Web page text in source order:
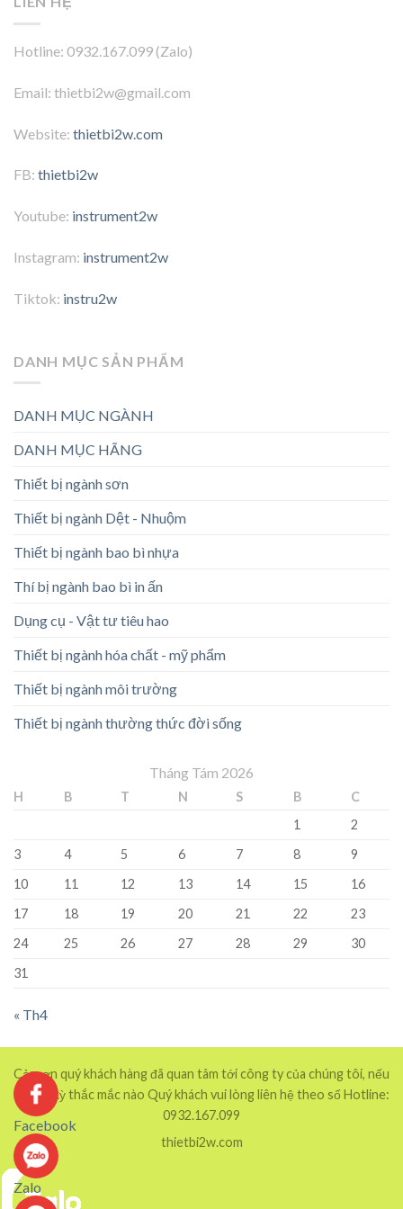
Hotline: 0932.167.099 (Zalo)
Email: thietbi2w@gmail.com
Website: thietbi2w.com
FB: thietbi2w
Youtube: instrument2w
Instagram: instrument2w
Tiktok: instru2w
DANH MỤC SẢN PHẨM
DANH MỤC NGÀNH
DANH MỤC HÃNG
Thiết bị ngành sơn
Thiết bị ngành Dệt - Nhuộm
Thiết bị ngành bao bì nhựa
Thí bị ngành bao bì in ấn
Dụng cụ - Vật tư tiêu hao
Thiết bị ngành hóa chất - mỹ phẩm
Thiết bị ngành môi trường
Thiết bị ngành thường thức đời sống
Tháng Tám 2026
H B T N S B
C
1
2
3
4 5 6 7 8
9
10
11 12 13 14 15
16
17
18 19 20 21 22
23
24
25 26 27 28 29
30
31
« Th4
Cảm ơn quý khách hàng đã quan tâm tới công ty của chúng tôi, nếu
có bất kỳ thắc mắc nào Quý khách vui lòng liên hệ theo số Hotline:
0932.167.099
thietbi2w.com
Zalo
Facebook